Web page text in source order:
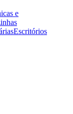
e
Escritórios